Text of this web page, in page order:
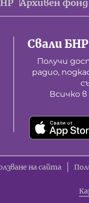
Архивен
Свали
Получи
радио,
Всичко
на сайта